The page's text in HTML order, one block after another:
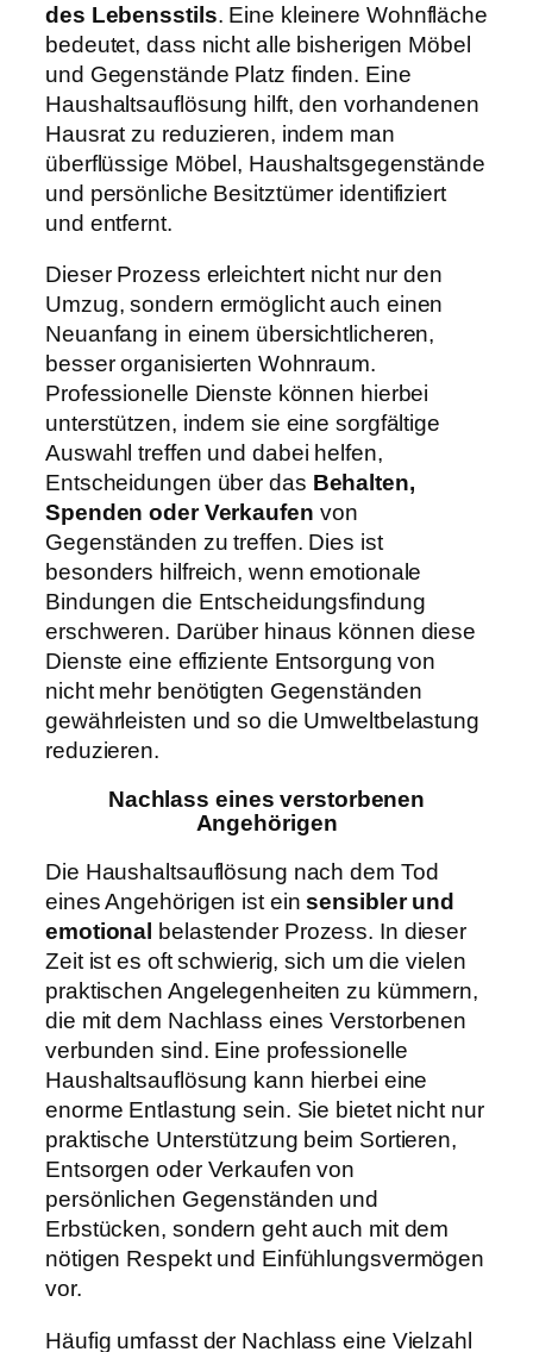
des Lebensstils. Eine kleinere Wohnfläche
bedeutet, dass nicht alle bisherigen Möbel
und Gegenstände Platz finden. Eine
Haushaltsauflösung hilft, den vorhandenen
Hausrat zu reduzieren, indem man
überflüssige Möbel, Haushaltsgegenstände
und persönliche Besitztümer identifiziert
und entfernt.
Dieser Prozess erleichtert nicht nur den
Umzug, sondern ermöglicht auch einen
Neuanfang in einem übersichtlicheren,
besser organisierten Wohnraum.
Professionelle Dienste können hierbei
unterstützen, indem sie eine sorgfältige
Auswahl treffen und dabei helfen,
Entscheidungen über das Behalten,
Spenden oder Verkaufen von
Gegenständen zu treffen. Dies ist
besonders hilfreich, wenn emotionale
Bindungen die Entscheidungsfindung
erschweren. Darüber hinaus können diese
Dienste eine effiziente Entsorgung von
nicht mehr benötigten Gegenständen
gewährleisten und so die Umweltbelastung
reduzieren.
Nachlass eines verstorbenen
Angehörigen
Die Haushaltsauflösung nach dem Tod
eines Angehörigen ist einsensibler und
emotional belastender Prozess. In dieser
Zeit ist es oft schwierig, sich um die vielen
praktischen Angelegenheiten zu kümmern,
die mit dem Nachlass eines Verstorbenen
verbunden sind. Eine professionelle
Haushaltsauflösung kann hierbei eine
enorme Entlastung sein. Sie bietet nicht nur
praktische Unterstützung beim Sortieren,
Entsorgen oder Verkaufen von
persönlichen Gegenständen und
Erbstücken, sondern geht auch mit dem
nötigen Respekt und Einfühlungsvermögen
vor.
Häufig umfasst der Nachlass eine Vielzahl